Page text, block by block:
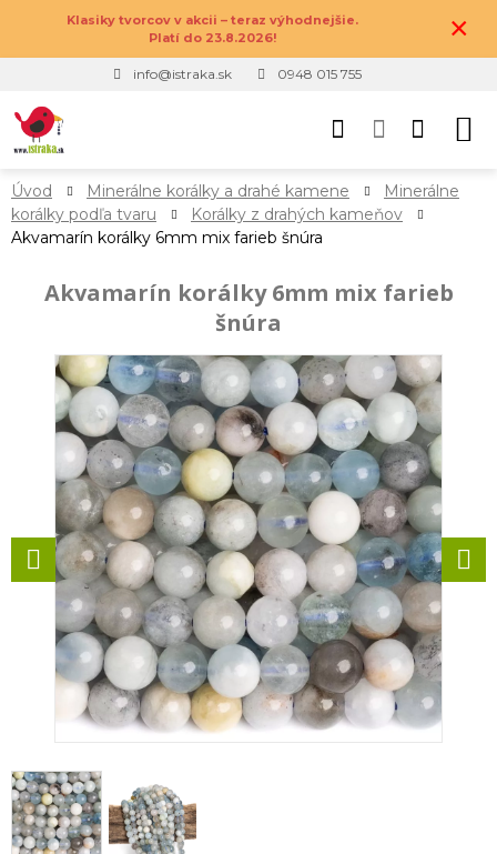
Klasiky tvorcov v akcii – teraz výhodnejšie.
Platí do 23.8.2026!
×
info@istraka.sk 0948 015 755
Úvod Minerálne korálky a drahé kamene
Minerálne
korálky podľa tvaru
Korálky z drahých kameňov
Akvamarín korálky 6mm mix farieb šnúra
Akvamarín korálky 6mm mix farieb
šnúra